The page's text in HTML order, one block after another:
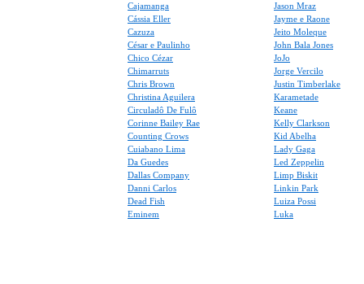
Cajamanga
Cássia Eller
Cazuza
César e Paulinho
Chico Cézar
Chimarruts
Chris Brown
Christina Aguilera
Circuladô De Fulô
Corinne Bailey Rae
Counting Crows
Cuiabano Lima
Da Guedes
Dallas Company
Danni Carlos
Dead Fish
Eminem
Jason Mraz
Jayme e Raone
Jeito Moleque
John Bala Jones
JoJo
Jorge Vercilo
Justin Timberlake
Karametade
Keane
Kelly Clarkson
Kid Abelha
Lady Gaga
Led Zeppelin
Limp Biskit
Linkin Park
Luiza Possi
Luka